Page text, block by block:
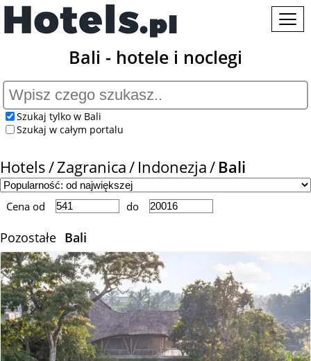
Bali - hotele i noclegi
Szukaj tylko w Bali
Szukaj w całym portalu
Hotels Zagranica Indonezja Bali
Cena od do
Pozostałe Bali